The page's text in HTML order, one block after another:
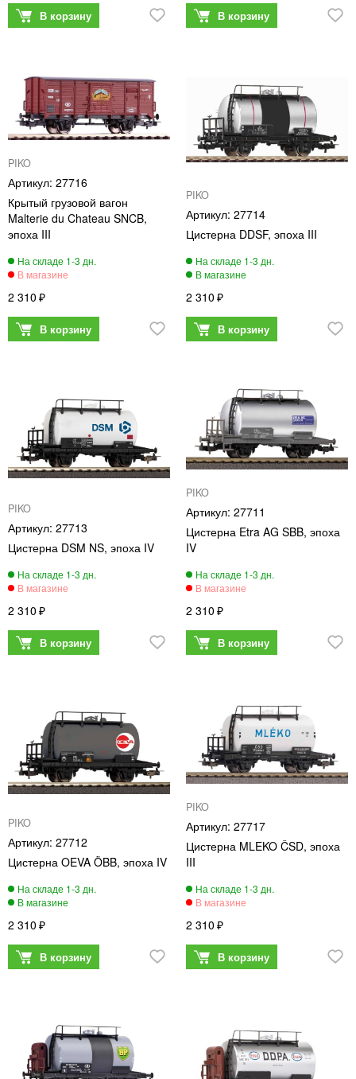
PIKO
27716
Крытый грузовой вагон
Malterie du Chateau SNCB,
эпоха III
2 310
PIKO
27714
Цистерна DDSF, эпоха III
2 310
PIKO
27713
Цистерна DSM NS, эпоха IV
2 310
PIKO
27711
Цистерна Etra AG SBB, эпоха
IV
2 310
PIKO
27712
Цистерна OEVA ÖBB, эпоха IV
2 310
PIKO
27717
Цистерна MLEKO ČSD, эпоха
III
2 310